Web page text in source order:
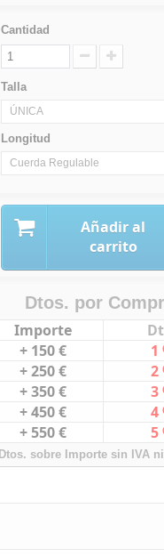
Cantidad
Talla
ÚNICA
Longitud
Cuerda Regulable
Añadir al
carrito
Dtos. por
Importe
+ 150 €
1
+ 250 €
2
+ 350 €
3
+ 450 €
4
+ 550 €
5
Dtos. sobre Importe sin IVA